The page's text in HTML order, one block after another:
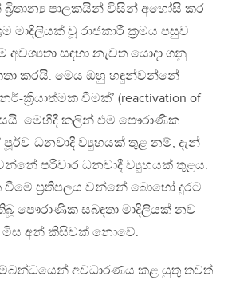
පාලකයින් විසින් අහෝසි කර
මාදිලියක් වූ රාජකාරී ක්‍රමය පසුව
සඳහා නැවත යොදා ගනු
කරයි. මෙය ඔහු හඳුන්වන්නේ
ක්‍රියාත්මක වීමක්’ (reactivation of
මෙහිදී කලින් එම පෞරාණික
ධනවාදී ව්‍යුහයක් තුළ නම්, දැන්
පරිවාර ධනවාදී ව්‍යුහයක් තුළය.
වීමේ ප්‍රතිපලය වන්නේ බොහෝ දුරට
පෞරාණික සබඳතා මාදිලියක් නව
මිස අන් කිසිවක් නොවේ.
අවධාරණය කළ යුතු තවත්